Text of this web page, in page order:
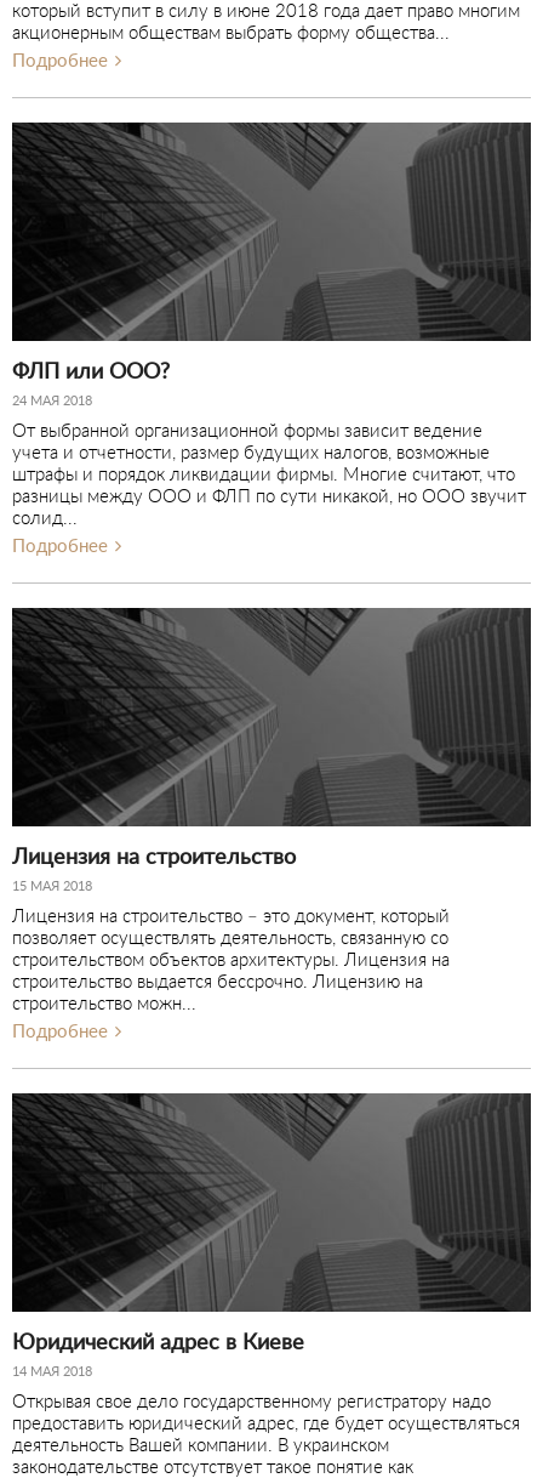
который вступит в силу в июне 2018 года дает право многим
акционерным обществам выбрать форму общества...
Подробнее
ФЛП или ООО?
24 МАЯ 2018
От выбранной организационной формы зависит ведение
учета и отчетности, размер будущих налогов, возможные
штрафы и порядок ликвидации фирмы. Многие считают, что
разницы между ООО и ФЛП по сути никакой, но ООО звучит
солид...
Подробнее
Лицензия на строительство
15 МАЯ 2018
Лицензия на строительство – это документ, который
позволяет осуществлять деятельность, связанную со
строительством объектов архитектуры. Лицензия на
строительство выдается бессрочно. Лицензию на
строительство можн...
Подробнее
Юридический адрес в Киеве
14 МАЯ 2018
Открывая свое дело государственному регистратору надо
предоставить юридический адрес, где будет осуществляться
деятельность Вашей компании. В украинском
законодательстве отсутствует такое понятие как